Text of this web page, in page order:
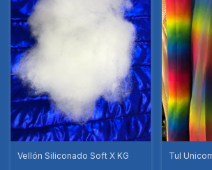
Vellón Siliconado Soft X KG Tul